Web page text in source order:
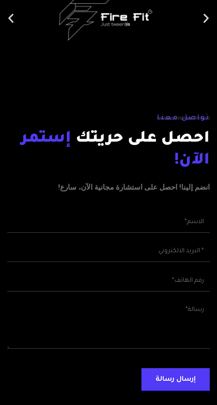
تواصل معنا
احصل على حريتك إستمر
الآن!
انضم إلينا! احصل على استشارة مجانية الآن، سارع!